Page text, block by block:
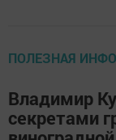
ПОЛЕЗНАЯ
Владимир
секретами